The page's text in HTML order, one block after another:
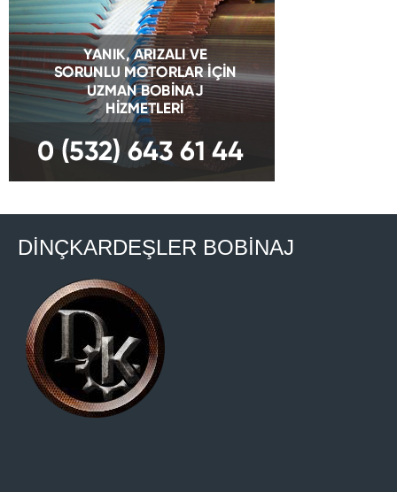
DİNÇKARDEŞLER BOBİNAJ